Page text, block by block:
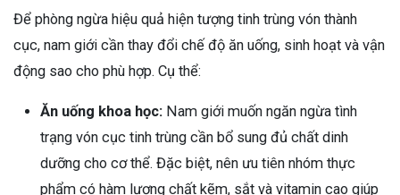
Để phòng ngừa hiệu quả hiện tượng tinh trùng vón thành
cục, nam giới cần thay đổi chế độ ăn uống, sinh hoạt và vận
động sao cho phù hợp. Cụ thể:
Ăn uống khoa học: Nam giới muốn ngăn ngừa tình
trạng vón cục tinh trùng cần bổ sung đủ chất dinh
dưỡng cho cơ thể. Đặc biệt, nên ưu tiên nhóm thực
phẩm có hàm lượng chất kẽm, sắt và vitamin cao giúp